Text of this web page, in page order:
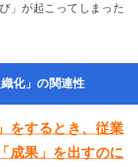
」が起こってしまった
化」の関連性
をするとき、従業
成果」を出すのに